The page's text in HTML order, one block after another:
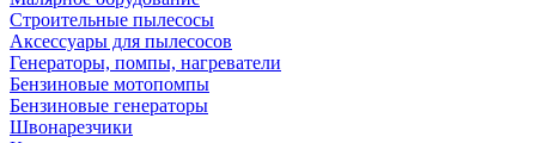
Строительные пылесосы
Аксессуары для пылесосов
Генераторы, помпы, нагреватели
Бензиновые мотопомпы
Бензиновые генераторы
Швонарезчики